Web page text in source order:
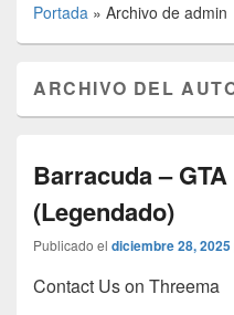
Portada » Archivo de admin
ARCHIVO DEL
Barracuda –
(Legendado)
Publicado el diciembre 28, 2025
Contact Us on Threema